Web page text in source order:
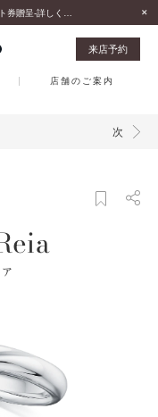
来店予約
店舗のご案内
次